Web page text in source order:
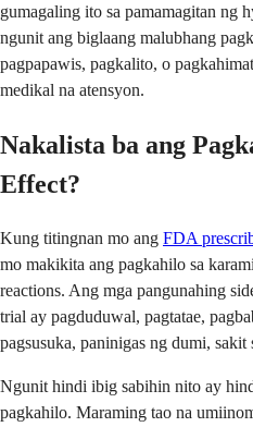
gumagaling ito sa pamamagitan ng
ngunit ang biglaang malubhang
pagpapawis, pagkalito, o
medikal na atensyon.
Nakalista ba ang
Effect?
Kung titingnan mo ang FDA
mo makikita ang pagkahilo sa
reactions. Ang mga pangunahing
trial ay pagduduwal, pagtatae,
pagsusuka, paninigas ng dumi, sakit
Ngunit hindi ibig sabihin nito ay
pagkahilo. Maraming tao na